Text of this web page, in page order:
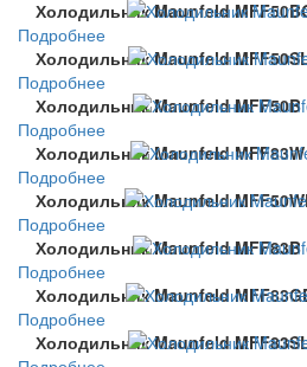
Холодильник Maunfeld
Подробнее
Холодильник Maunfeld
Подробнее
Холодильник Maunfeld MFF50B
Подробнее
Холодильник Maunfeld MFF83W
Подробнее
Холодильник Maunfeld
Подробнее
Холодильник Maunfeld MFF83B
Подробнее
Холодильник Maunfeld
Подробнее
Холодильник Maunfeld